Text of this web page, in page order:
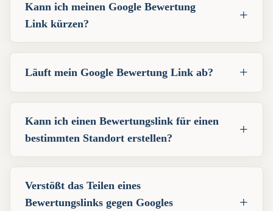
Kann ich meinen Google Bewertung
Link kürzen?
+
Läuft mein Google Bewertung Link ab? +
Kann ich einen Bewertungslink für einen
bestimmten Standort erstellen?
+
Verstößt das Teilen eines
Bewertungslinks gegen Googles
+